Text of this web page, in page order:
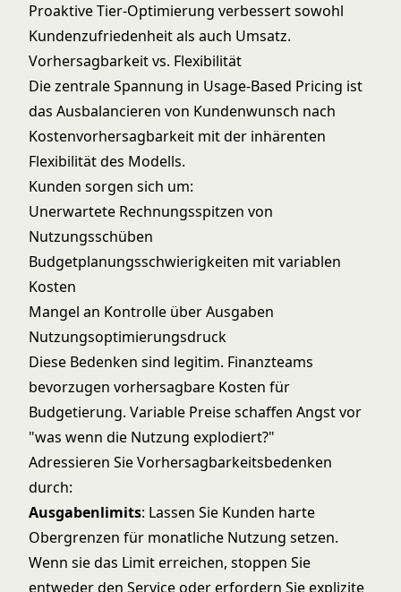
Proaktive Tier-Optimierung verbessert sowohl
Kundenzufriedenheit als auch Umsatz.
Vorhersagbarkeit vs. Flexibilität
Die zentrale Spannung in Usage-Based Pricing ist
das Ausbalancieren von Kundenwunsch nach
Kostenvorhersagbarkeit mit der inhärenten
Flexibilität des Modells.
Kunden sorgen sich um:
Unerwartete Rechnungsspitzen von
Nutzungsschüben
Budgetplanungsschwierigkeiten mit variablen
Kosten
Mangel an Kontrolle über Ausgaben
Nutzungsoptimierungsdruck
Diese Bedenken sind legitim. Finanzteams
bevorzugen vorhersagbare Kosten für
Budgetierung. Variable Preise schaffen Angst vor
"was wenn die Nutzung explodiert?"
Adressieren Sie Vorhersagbarkeitsbedenken
durch:
Ausgabenlimits: Lassen Sie Kunden harte
Obergrenzen für monatliche Nutzung setzen.
Wenn sie das Limit erreichen, stoppen Sie
entweder den Service oder erfordern Sie explizite